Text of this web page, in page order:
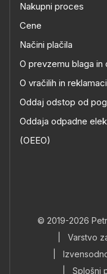
Nakupni proces
Cene
Načini plačila
O prevzemu blaga in
O vračilih in
Oddaj odstop od
Oddaja odpadne
(OEEO)
© 2019-2026
Varstvo
Splošni